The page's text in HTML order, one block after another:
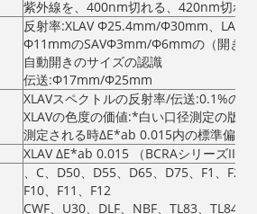
紫外線を、400nm切れる、420nm切れ
反射率:XLAV Φ25.4mm/Φ30mm、
Φ11mmのSAVΦ3mm/Φ6mmの（開きの
自動開きのサイズの認識
伝送:Φ17mm/Φ25mm
XLAVスペクトルの反射率/伝送:0.1%の
XLAVの色度の価値:*白い口径測定の版
測定される時ΔE*ab 0.015内の標準偏差
XLAV ΔE*ab 0.015 （BCRAシリーズII
、C、D50、D55、D65、D75、F1、F2
F10、F11、F12
CWF、U30、DLF、NBF、TL83、TL84